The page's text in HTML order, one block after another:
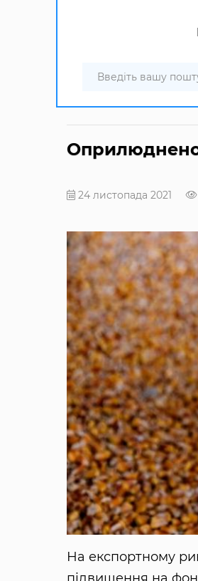
Оприлюднено
24 листопада 2021
На експортному
підвищення на